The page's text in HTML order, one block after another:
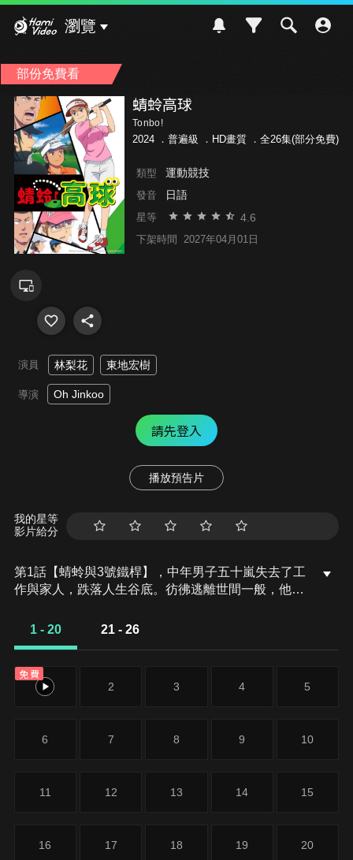
瀏覽
部份免費看
蜻蛉高球
Tonbo!
2024 ． 普遍級 ．HD畫質 ．全26集(部分免費)
類型 運動競技
發音 日語
星等 4.6
下架時間 2027年04月01日
演員 林梨花 東地宏樹
導演 Oh Jinkoo
請先登入
播放預告片
我的星等
影片給分
第1話【蜻蛉與3號鐵桿】，中年男子五十嵐失去了工
作與家人，跌落人生谷底。彷彿逃離世間一般，他搭
島」。他的新工作是島上的設施管理人，並在那裡遇
島上各處都看到了高爾夫的相關物品。照理說這裡沒
有球場，也沒有人打過高爾夫，卻不時看見高爾夫球
1 - 20 21 - 26
免費
1 2 3 4 5
6 7 8 9 10
11 12 13 14 15
16 17 18 19 20